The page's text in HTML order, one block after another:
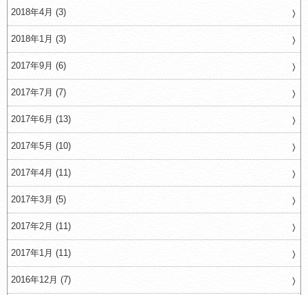
2018年4月 (3)
2018年1月 (3)
2017年9月 (6)
2017年7月 (7)
2017年6月 (13)
2017年5月 (10)
2017年4月 (11)
2017年3月 (5)
2017年2月 (11)
2017年1月 (11)
2016年12月 (7)